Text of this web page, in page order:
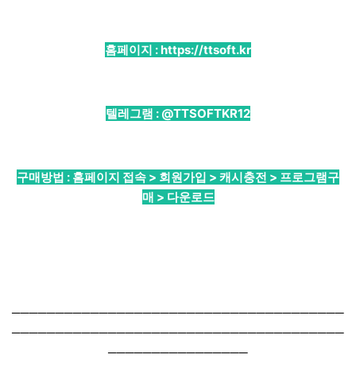
홈페이지 :https://ttsoft.kr
텔레그램 : @TTSOFTKR12
구매방법 : 홈페이지 접속 > 회원가입 > 캐시충전 > 프로그램구
매 > 다운로드
──────────────────────────────────────
──────────────────────────────────────
────────────────